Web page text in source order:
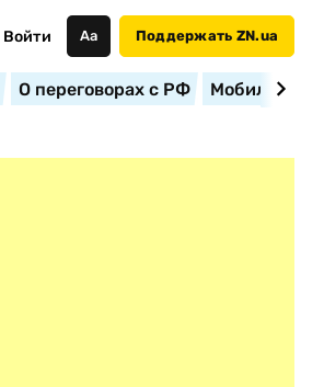
Войти Аа Поддержать ZN.ua
О переговорах с РФ